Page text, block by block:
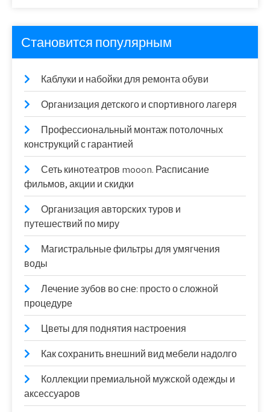
Становится популярным
Каблуки и набойки для ремонта обуви
Организация детского и спортивного лагеря
Профессиональный монтаж потолочных
конструкций с гарантией
Сеть кинотеатров mooon. Расписание
фильмов, акции и скидки
Организация авторских туров и
путешествий по миру
Магистральные фильтры для умягчения
воды
Лечение зубов во сне: просто о сложной
процедуре
Цветы для поднятия настроения
Как сохранить внешний вид мебели надолго
Коллекции премиальной мужской одежды и
аксессуаров